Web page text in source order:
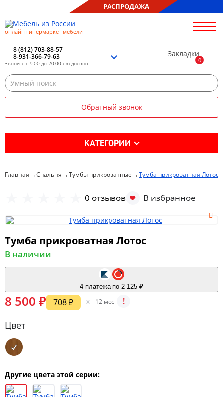
РАСПРОДАЖА
Контакты
Благотворительность
Блог
Сборка
Оплата
Отзывы
Закладки
онлайн гипермаркет мебели
8 (812) 703-88-57
8-931-366-79-63
Звоните с 9:00 до 20:00 ежедневно
Обратный звонок
КАТЕГОРИИ
Кухня
Гостиная
Мягкая мебель
Шкафы
Детская
Главная→Спальня→Тумбы прикроватные→Тумба прикроватная Лотос
0 отзывов
Тумба прикроватная Лотос
В наличии
4 платежа по 2 125 ₽
8 500 ₽ 708 ₽ x 12 мес !
Цвет
Другие цвета этой серии: